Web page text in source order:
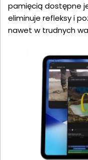
pamięcią dostępne
eliminuje refleksy i
nawet w trudnych